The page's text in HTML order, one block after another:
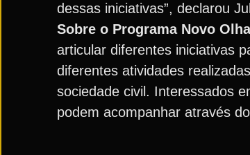
dessas iniciativas”, declarou
Sobre o Programa Novo
articular diferentes iniciativas
diferentes atividades
sociedade civil. Interessados
podem acompanhar através